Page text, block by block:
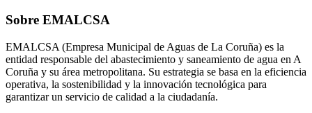
Sobre EMALCSA
EMALCSA (Empresa Municipal de Aguas de La Coruña) es la
entidad responsable del abastecimiento y saneamiento de agua en A
Coruña y su área metropolitana. Su estrategia se basa en la eficiencia
operativa, la sostenibilidad y la innovación tecnológica para
garantizar un servicio de calidad a la ciudadanía.